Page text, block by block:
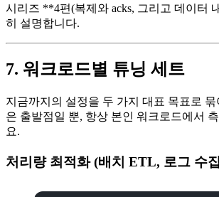
시리즈 **4편(복제와 acks, 그리고 데이터
히 설명합니다.
7. 워크로드별 튜닝 세트
지금까지의 설정을 두 가지 대표 목표로
은 출발점일 뿐, 항상 본인 워크로드에서
요.
처리량 최적화 (배치 ETL, 로그 수